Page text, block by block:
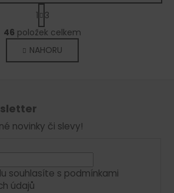
O
v
l
á
p
k
y
S
t
r
á
n
k
1
3
46 položek celkem
NAHORU
novinky či slevy!
souhlasíte s podmínkami
údajů